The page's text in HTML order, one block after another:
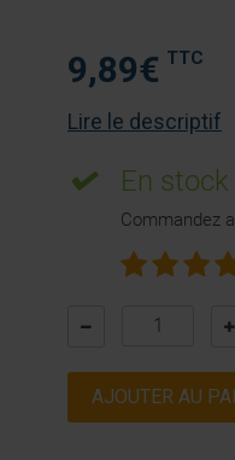
9,89€ TTC
Lire le descriptif
En stock
Commandez
AJOUTER AU